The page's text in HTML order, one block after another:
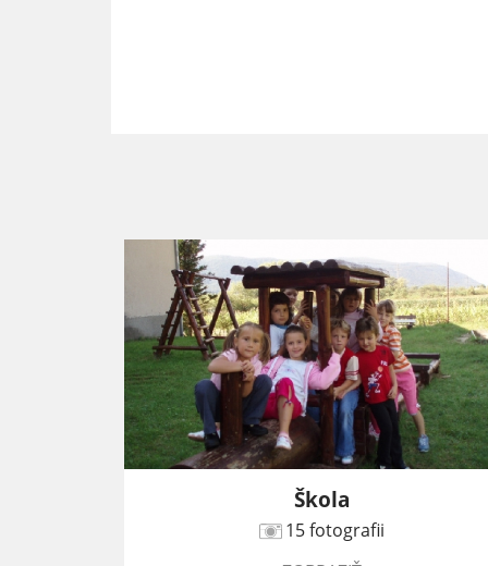
Škola
15 fotografii